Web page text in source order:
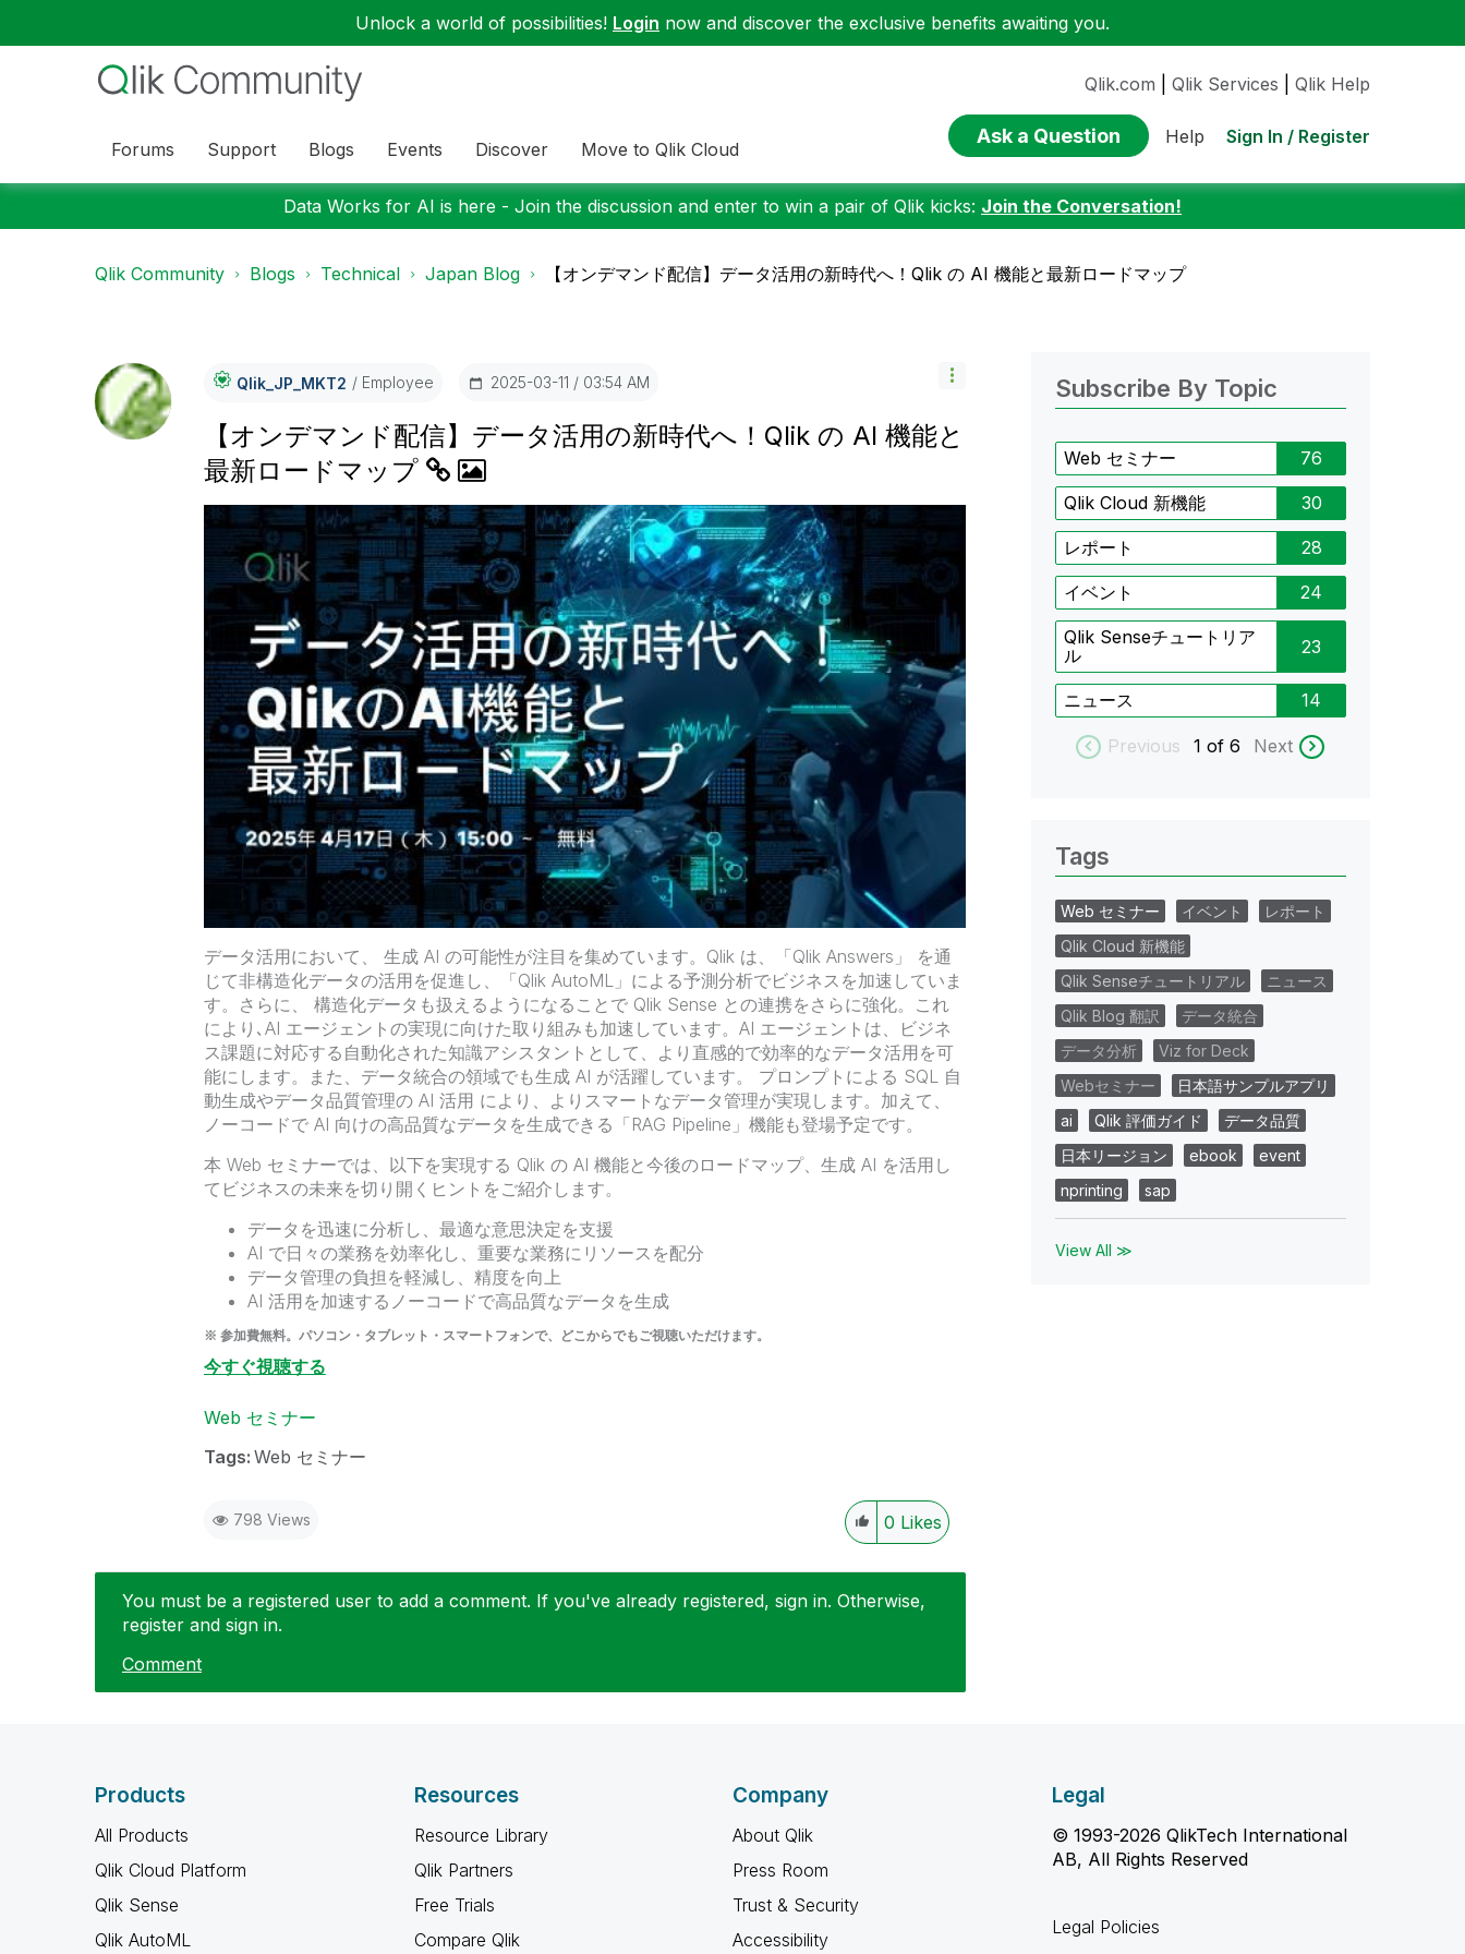
Unlock a world of possibilities! Login now and discover the exclusive benefits awaiting you.
Forums Support Blogs Events Discover Move to Qlik Cloud
Qlik.com Qlik Services Qlik Help
Ask a Question Help Sign In / Register
Data Works for AI is here - Join the discussion and enter to win a pair of Qlik kicks: Join the Conversation!
Qlik Community Blogs Technical Japan Blog 【オンデマンド配信】データ活用の新時代へ！Qlik の AI 機能と最新ロードマップ
Qlik_JP_MKT2 Employee ‎2025-03-11 03:54 AM
【オンデマンド配信】データ活用の新時代へ！Qlik の AI 機能と
最新ロードマップ
データ活用において、 生成 AI の可能性が注目を集めています。Qlik は、「Qlik Answers」 を通
じて非構造化データの活用を促進し、「Qlik AutoML」による予測分析でビジネスを加速していま
す。さらに、 構造化データも扱えるようになることで Qlik Sense との連携をさらに強化。これ
により､AI エージェントの実現に向けた取り組みも加速しています。AI エージェントは、ビジネ
ス課題に対応する自動化された知識アシスタントとして、より直感的で効率的なデータ活用を可
能にします。また、データ統合の領域でも生成 AI が活躍しています。 プロンプトによる SQL 自
動生成やデータ品質管理の AI 活用 により、よりスマートなデータ管理が実現します。加えて、
ノーコードで AI 向けの高品質なデータを生成できる「RAG Pipeline」機能も登場予定です。
本 Web セミナーでは、以下を実現する Qlik の AI 機能と今後のロードマップ、生成 AI を活用し
てビジネスの未来を切り開くヒントをご紹介します。
データを迅速に分析し、最適な意思決定を支援
AI で日々の業務を効率化し、重要な業務にリソースを配分
データ管理の負担を軽減し、精度を向上
AI 活用を加速するノーコードで高品質なデータを生成
※ 参加費無料。パソコン・タブレット・スマートフォンで、どこからでもご視聴いただけます。
今すぐ視聴する
Web セミナー
Tags: Web セミナー
798 Views 0 Likes
You must be a registered user to add a comment. If you've already registered, sign in. Otherwise,
register and sign in.
Comment
Subscribe By Topic
Web セミナー 76
Qlik Cloud 新機能 30
レポート 28
イベント 24
Qlik Senseチュートリア
ル
23
ニュース 14
Previous 1 of 6 Next
Tags
Web セミナー イベント
レポート
Qlik Cloud 新機能
Qlik Senseチュートリアル
ニュース
Qlik Blog 翻訳
データ統合
データ分析
Viz for Deck
Webセミナー
日本語サンプルアプリ
ai
Qlik 評価ガイド
データ品質
日本リージョン
ebook
event
nprinting
sap
View All ≫
Products
All Products
Qlik Cloud Platform
Qlik Sense
Qlik AutoML
Resources
Resource Library
Qlik Partners
Free Trials
Compare Qlik
Company
About Qlik
Press Room
Trust & Security
Accessibility
Legal
© 1993-2026 QlikTech International
AB, All Rights Reserved
Legal Policies